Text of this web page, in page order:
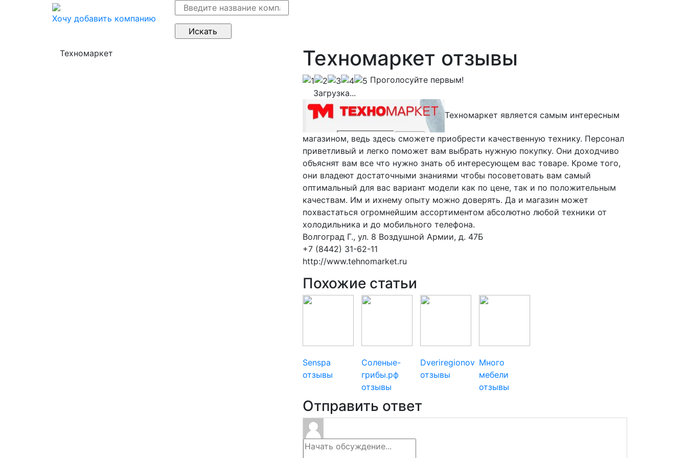
Хочу добавить компанию
Техномаркет Техномаркет отзывы
Проголосуйте первым!
Загрузка...
Техномаркет является самым интересным
магазином, ведь здесь сможете приобрести качественную технику. Персонал
приветливый и легко поможет вам выбрать нужную покупку. Они доходчиво
объяснят вам все что нужно знать об интересующем вас товаре. Кроме того,
они владеют достаточными знаниями чтобы посоветовать вам самый
оптимальный для вас вариант модели как по цене, так и по положительным
качествам. Им и ихнему опыту можно доверять. Да и магазин может
похвастаться огромнейшим ассортиментом абсолютно любой техники от
холодильника и до мобильного телефона.
Волгоград Г., ул. 8 Воздушной Армии, д. 47Б
+7 (8442) 31-62-11
http://www.tehnomarket.ru
Похожие статьи
Senspa
отзывы
Соленые-
грибы.рф
отзывы
Dveriregionov
отзывы
Много
мебели
отзывы
Отправить ответ